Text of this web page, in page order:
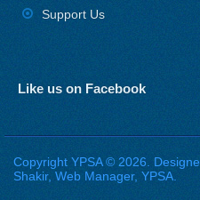
Support Us
Like us on Facebook
Copyright YPSA © 2026.
Shakir, Web Manager, YPSA.